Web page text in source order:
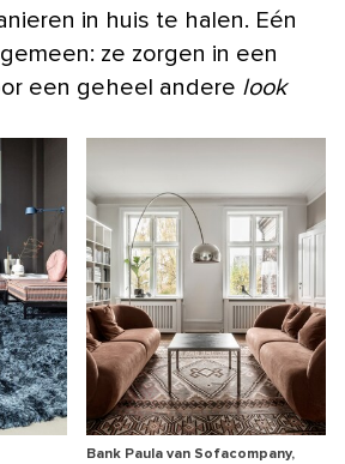
in huis te halen. Eén
ze zorgen in een
een geheel andere look
Bank Paula van Sofacompany,